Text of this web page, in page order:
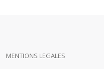
MENTIONS LEGALES